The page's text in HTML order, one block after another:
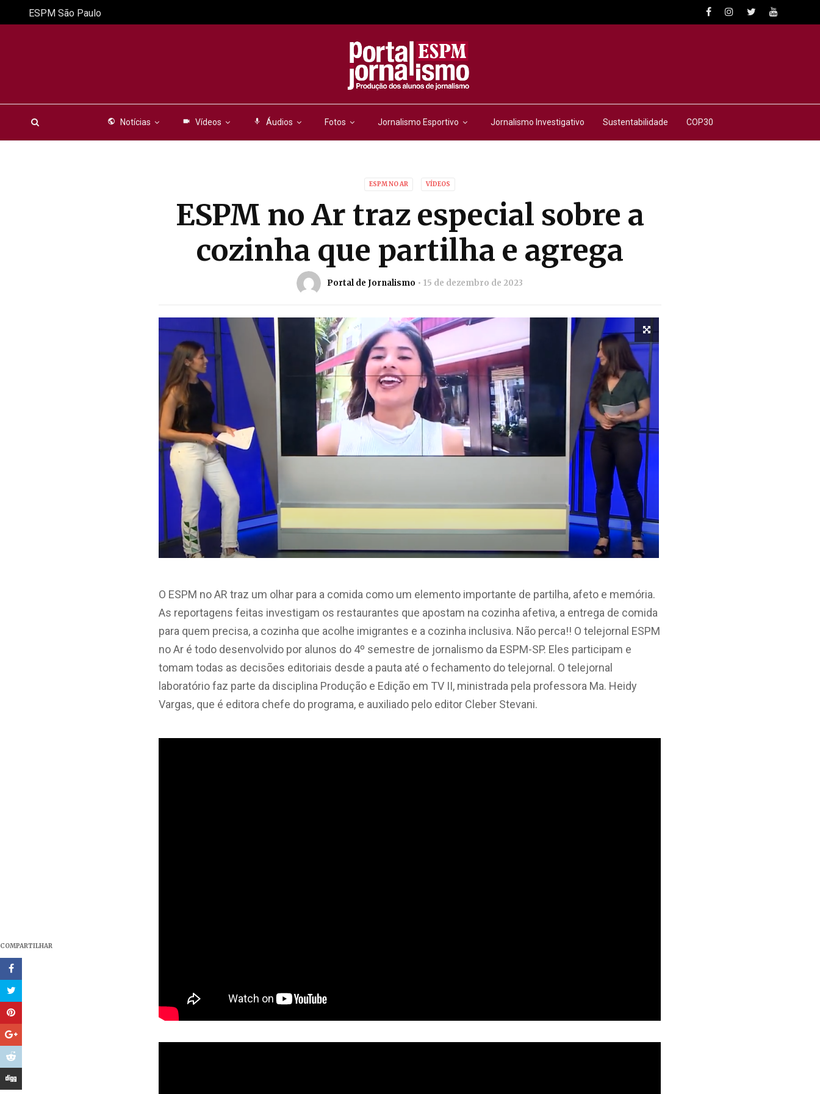
public Notícias videocam Vídeos mic Áudios Fotos Jornalismo Esportivo Jornalismo Investigativo Sustentabilidade COP30
ESPM São Paulo
ESPM NO AR VÍDEOS
ESPM no Ar traz especial sobre a
cozinha que partilha e agrega
Portal de Jornalismo 15 de dezembro de 2023
COMPARTILHAR
O ESPM no AR traz um olhar para a comida como um elemento importante de partilha, afeto e memória.
As reportagens feitas investigam os restaurantes que apostam na cozinha afetiva, a entrega de comida
para quem precisa, a cozinha que acolhe imigrantes e a cozinha inclusiva. Não perca!! O telejornal ESPM
no Ar é todo desenvolvido por alunos do 4º semestre de jornalismo da ESPM-SP. Eles participam e
tomam todas as decisões editoriais desde a pauta até o fechamento do telejornal. O telejornal
laboratório faz parte da disciplina Produção e Edição em TV II, ministrada pela professora Ma. Heidy
Vargas, que é editora chefe do programa, e auxiliado pelo editor Cleber Stevani.